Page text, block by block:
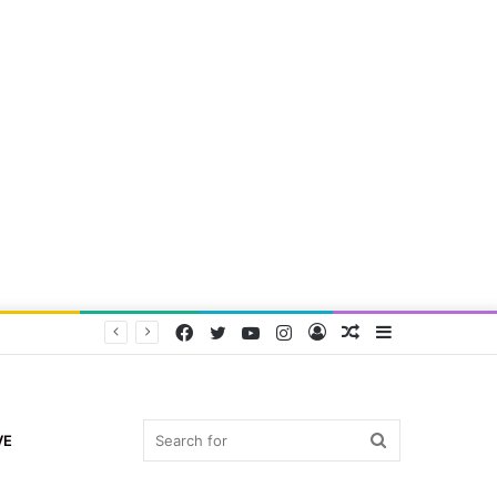
Random
Log
Instagram
YouTube
Twitter
Facebook